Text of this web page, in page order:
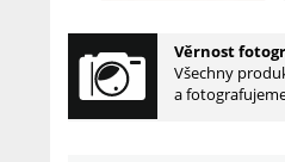
Věrnost
Všechny
a